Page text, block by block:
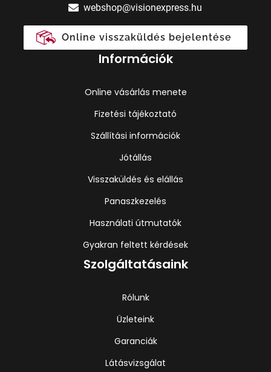
webshop@visionexpress.hu
Online visszaküldés bejelentése
Információk
Online vásárlás menete
Fizetési tájékoztató
Szállítási információk
Jótállás
Visszaküldés és elállás
Panaszkezelés
Használati útmutatók
Gyakran feltett kérdések
Szolgáltatásaink
Rólunk
Üzleteink
Garanciák
Látásvizsgálat